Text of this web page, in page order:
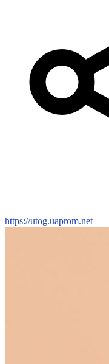
https://utog.uaprom.net